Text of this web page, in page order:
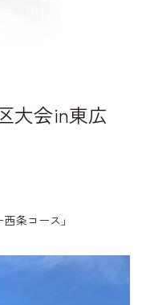
大会in東広
条コース」